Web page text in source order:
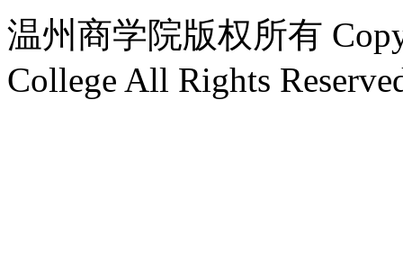
温州商学院版权所有
College All Rights